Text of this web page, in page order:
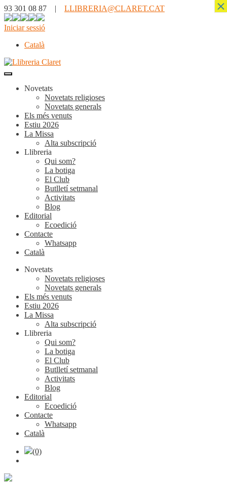
93 301 08 87 | LLIBRERIA@CLARET.CAT
Iniciar sessió
Català
Novetats
Novetats religioses
Novetats generals
Els més venuts
Estiu 2026
La Missa
Alta subscripció
Llibreria
Qui som?
La botiga
El Club
Butlletí setmanal
Activitats
Blog
Editorial
Ecoedició
Contacte
Whatsapp
Català
Novetats
Novetats religioses
Novetats generals
Els més venuts
Estiu 2026
La Missa
Alta subscripció
Llibreria
Qui som?
La botiga
El Club
Butlletí setmanal
Activitats
Blog
Editorial
Ecoedició
Contacte
Whatsapp
Català
(0)
×